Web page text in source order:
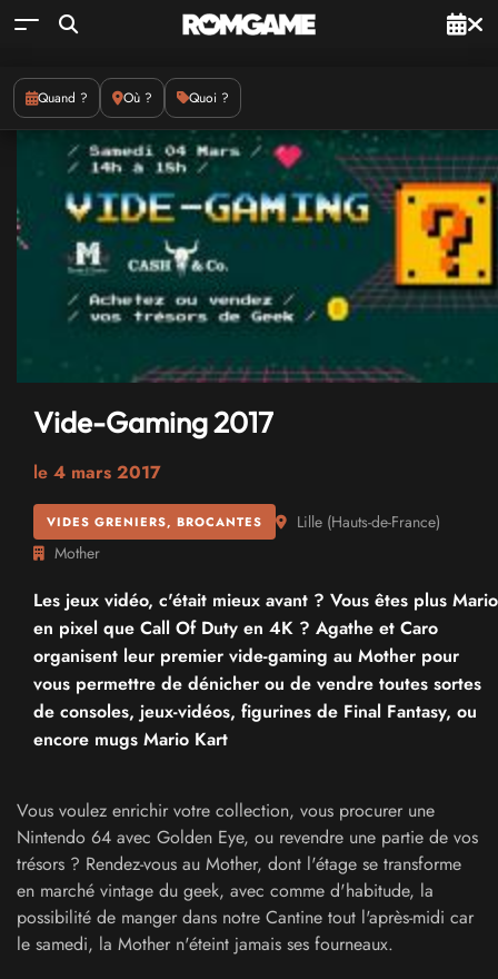
Quand ? Où ? Quoi ?
Vide-Gaming 2017
le 4 mars 2017
VIDES GRENIERS, BROCANTES Lille (Hauts-de-France)
Mother
Les jeux vidéo, c'était mieux avant ? Vous êtes plus Mario
en pixel que Call Of Duty en 4K ? Agathe et Caro
organisent leur premier vide-gaming au Mother pour
vous permettre de dénicher ou de vendre toutes sortes
de consoles, jeux-vidéos, figurines de Final Fantasy, ou
encore mugs Mario Kart
Vous voulez enrichir votre collection, vous procurer une
Nintendo 64 avec Golden Eye, ou revendre une partie de vos
trésors ? Rendez-vous au Mother, dont l'étage se transforme
en marché vintage du geek, avec comme d'habitude, la
possibilité de manger dans notre Cantine tout l'après-midi car
le samedi, la Mother n'éteint jamais ses fourneaux.